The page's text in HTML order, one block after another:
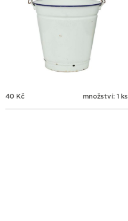
40 Kč množství: 1 ks